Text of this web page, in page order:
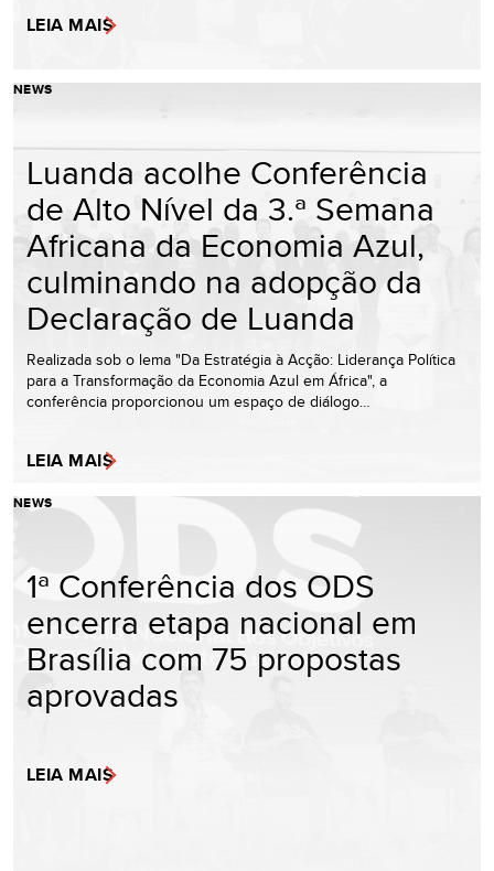
LEIA MAIS
NEWS
Luanda acolhe Conferência
de Alto Nível da 3.ª Semana
Africana da Economia Azul,
culminando na adopção da
Declaração de Luanda
Realizada sob o lema "Da Estratégia à Acção: Liderança Política
para a Transformação da Economia Azul em África", a
conferência proporcionou um espaço de diálogo…
LEIA MAIS
NEWS
1ª Conferência dos ODS
encerra etapa nacional em
Brasília com 75 propostas
aprovadas
LEIA MAIS